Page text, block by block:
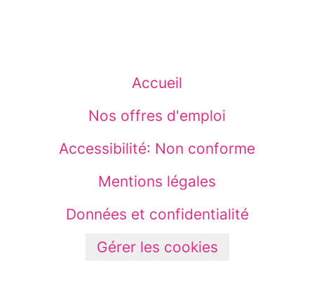
Accueil
Nos offres d'emploi
Accessibilité: Non conforme
Mentions légales
Données et confidentialité
Gérer les cookies